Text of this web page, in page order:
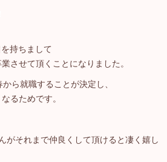
持ちまして
させて頂くことになりました。
ら就職することが決定し、
るためです。
がそれまで仲良くして頂けると凄く嬉し